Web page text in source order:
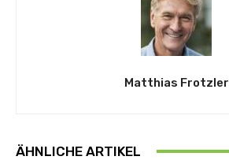
Matthias Frotzler
ÄHNLICHE ARTIKEL